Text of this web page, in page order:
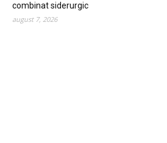
combinat siderurgic
august 7, 2026